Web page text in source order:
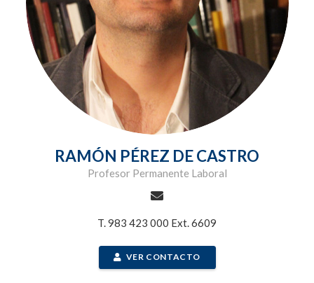
RAMÓN PÉREZ DE CASTRO
Profesor Permanente Laboral
T. 983 423 000 Ext. 6609
VER CONTACTO